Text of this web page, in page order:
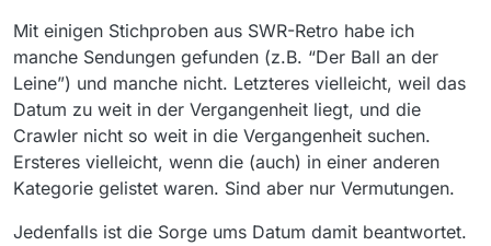
Mit einigen Stichproben aus SWR-Retro habe ich
manche Sendungen gefunden (z.B. “Der Ball an der
Leine”) und manche nicht. Letzteres vielleicht, weil das
Datum zu weit in der Vergangenheit liegt, und die
Crawler nicht so weit in die Vergangenheit suchen.
Ersteres vielleicht, wenn die (auch) in einer anderen
Kategorie gelistet waren. Sind aber nur Vermutungen.
Jedenfalls ist die Sorge ums Datum damit beantwortet.